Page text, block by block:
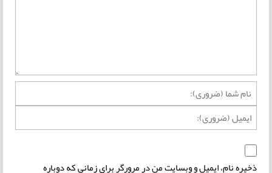
ذخیره نام، ایمیل و وبسایت من در مرورگر برای زمانی که دوباره